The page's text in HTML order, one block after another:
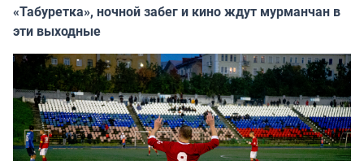
«Табуретка», ночной забег и кино ждут мурманчан в
эти выходные